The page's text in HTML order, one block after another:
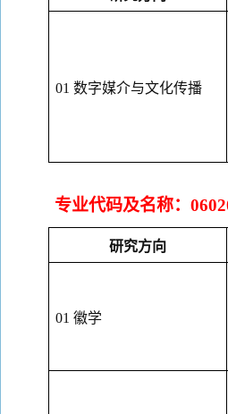
01 数字媒介与文化传播
专业代码及名称：
研究方向
01 徽学